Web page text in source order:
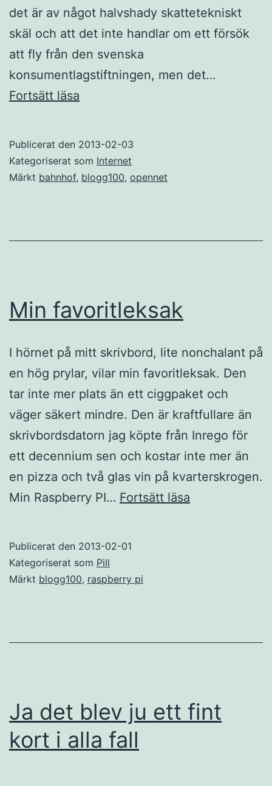
det är av något halvshady skattetekniskt
skäl och att det inte handlar om ett försök
att fly från den svenska
konsumentlagstiftningen, men det…
Fortsätt läsa
Publicerat den 2013-02-03
Kategoriserat som Internet
Märkt bahnhof, blogg100, opennet
Min favoritleksak
I hörnet på mitt skrivbord, lite nonchalant på
en hög prylar, vilar min favoritleksak. Den
tar inte mer plats än ett ciggpaket och
väger säkert mindre. Den är kraftfullare än
skrivbordsdatorn jag köpte från Inrego för
ett decennium sen och kostar inte mer än
en pizza och två glas vin på kvarterskrogen.
Min Raspberry PI… Fortsätt läsa
Publicerat den 2013-02-01
Kategoriserat som Pill
Märkt blogg100, raspberry pi
Ja det blev ju ett fint
kort i alla fall